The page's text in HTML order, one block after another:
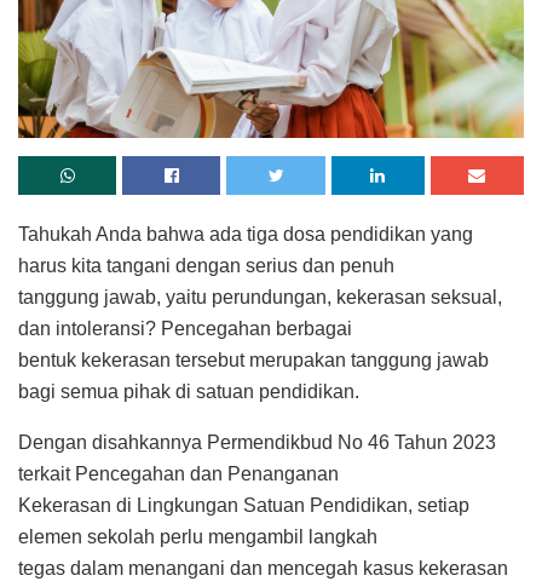
Tahukah Anda bahwa ada tiga dosa pendidikan yang
harus kita tangani dengan serius dan penuh
tanggung jawab, yaitu perundungan, kekerasan seksual,
dan intoleransi? Pencegahan berbagai
bentuk kekerasan tersebut merupakan tanggung jawab
bagi semua pihak di satuan pendidikan.
Dengan disahkannya Permendikbud No 46 Tahun 2023
terkait Pencegahan dan Penanganan
Kekerasan di Lingkungan Satuan Pendidikan, setiap
elemen sekolah perlu mengambil langkah
tegas dalam menangani dan mencegah kasus kekerasan